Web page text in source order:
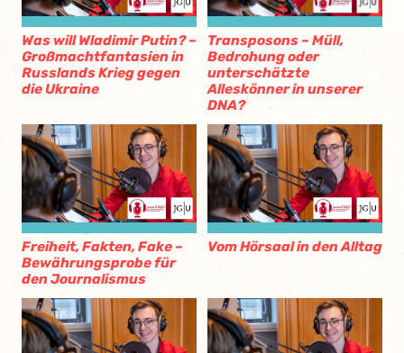
Was will Wladimir Putin? –
Großmachtfantasien in
Russlands Krieg gegen
die Ukraine
Transposons – Müll,
Bedrohung oder
unterschätzte
Alleskönner in unserer
DNA?
Freiheit, Fakten, Fake –
Bewährungsprobe für
den Journalismus
Vom Hörsaal in den Alltag